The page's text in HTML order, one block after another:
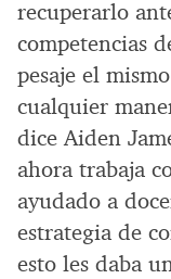
recuperarlo
competencias
pesaje el
cualquier
dice Aiden
ahora trabaja
ayudado a
estrategia de
esto les daba